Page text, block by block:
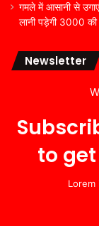
गमले में आसानी से उगाएं
लानी पड़ेगी 3000 की
Newsletter
to